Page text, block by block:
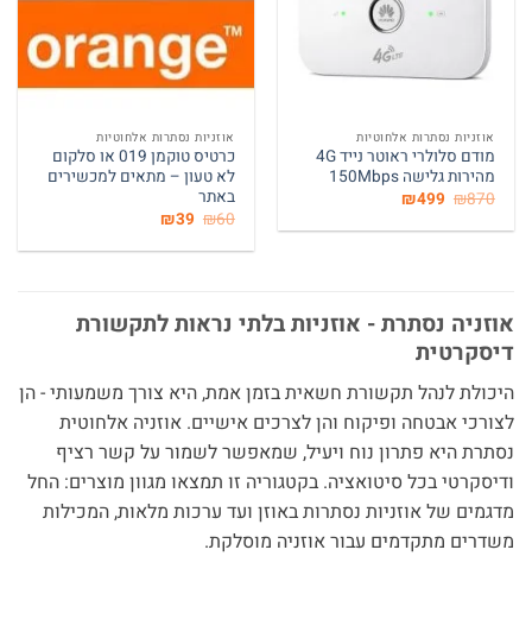
אוזניות נסתרות אלחוטיות
מודם סלולרי ראוטר נייד 4G
מהירות גלישה 150Mbps
₪870 המחיר
היה:
₪499 המחיר
הוא:
אוזניות נסתרות אלחוטיות
כרטיס טוקמן 019 או סלקום
לא טעון – מתאים למכשירים
באתר
₪60 המחיר
היה:
₪39 המחיר
הוא:
אוזניה נסתרת - אוזניות בלתי נראות לתקשורת
דיסקרטית
היכולת לנהל תקשורת חשאית בזמן אמת, היא צורך משמעותי - הן
לצורכי אבטחה ופיקוח והן לצרכים אישיים. אוזניה אלחוטית
נסתרת היא פתרון נוח ויעיל, שמאפשר לשמור על קשר רציף
ודיסקרטי בכל סיטואציה. בקטגוריה זו תמצאו מגוון מוצרים: החל
מדגמים של אוזניות נסתרות באוזן ועד ערכות מלאות, המכילות
משדרים מתקדמים עבור אוזניה מוסלקת.